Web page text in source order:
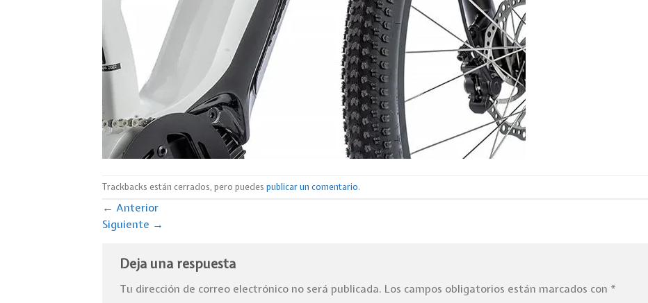
Trackbacks están cerrados, pero puedes publicar un comentario.
← Anterior
Siguiente →
Deja una respuesta
Tu dirección de correo electrónico no será publicada. Los campos obligatorios están marcados con *